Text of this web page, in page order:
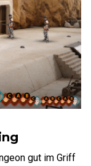
gut im Griff